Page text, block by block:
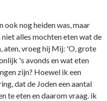
ook nog heiden was, maar
alles mochten eten wat de
aten, vroeg hij Mij: 'O, grote
's avonds en wat eten
zijn? Hoewel ik een
dat de Joden een aantal
te eten en daarom vraag. ik